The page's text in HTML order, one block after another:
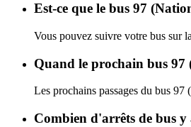
Est-ce que le bus 97
Vous pouvez suivre votre bus sur
Quand le prochain bus
Les prochains passages du bus
Combien d'arrêts de bus